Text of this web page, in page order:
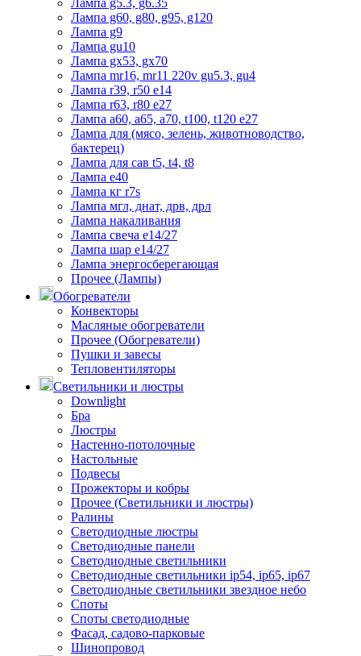
Лампа g5.3, g6.35
Лампа g60, g80, g95, g120
Лампа g9
Лампа gu10
Лампа gx53, gx70
Лампа mr16, mr11 220v gu5.3, gu4
Лампа r39, r50 е14
Лампа r63, r80 е27
Лампа а60, а65, а70, t100, t120 е27
Лампа для (мясо, зелень, животноводство,
бактерец)
Лампа для сав t5, t4, t8
Лампа е40
Лампа кг r7s
Лампа мгл, днат, дрв, дрл
Лампа накаливания
Лампа свеча е14/27
Лампа шар е14/27
Лампа энергосберегающая
Прочее (Лампы)
Обогреватели
Конвекторы
Масляные обогреватели
Прочее (Обогреватели)
Пушки и завесы
Тепловентиляторы
Светильники и люстры
Downlight
Бра
Люстры
Настенно-потолочные
Настольные
Подвесы
Прожекторы и кобры
Прочее (Светильники и люстры)
Ралины
Светодиодные люстры
Светодиодные панели
Светодиодные светильники
Светодиодные светильники ip54, ip65, ip67
Светодиодные светильники звездное небо
Споты
Споты светодиодные
Фасад, садово-парковые
Шинопровод